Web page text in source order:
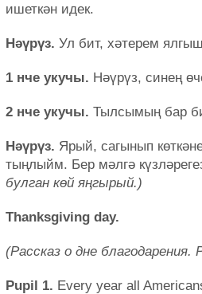
ишеткән идек.
Нәүрүз. Ул бит, хәтерем
1 нче укучы. Нәүрүз, синең
2 нче укучы. Тылсымың бар
Нәүрүз. Ярый, сагынып
тыңлыйм. Бер мәлгә
булган көй яңгырый.)
Thanksgiving day.
(Рассказ о дне
Pupil 1. Every year all